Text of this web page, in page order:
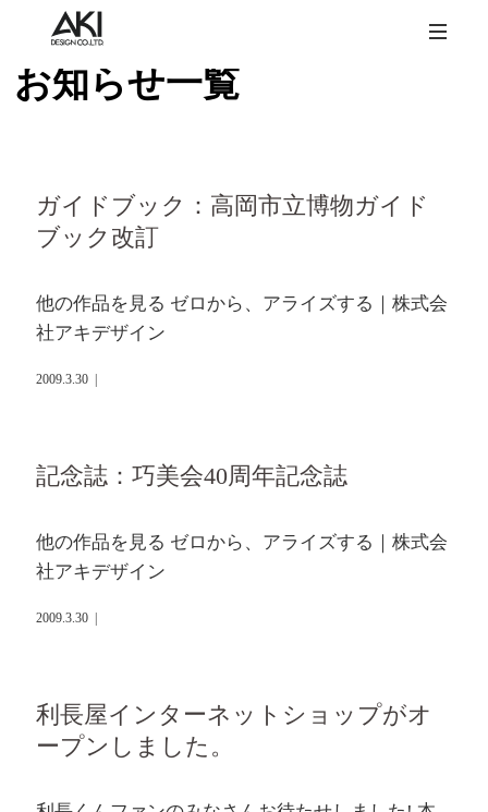
お知らせ一覧
ガイドブック：高岡市立博物ガイド
ブック改訂
他の作品を見る ゼロから、アライズする｜株式会
社アキデザイン
2009.3.30
記念誌：巧美会40周年記念誌
他の作品を見る ゼロから、アライズする｜株式会
社アキデザイン
2009.3.30
利長屋インターネットショップがオ
ープンしました。